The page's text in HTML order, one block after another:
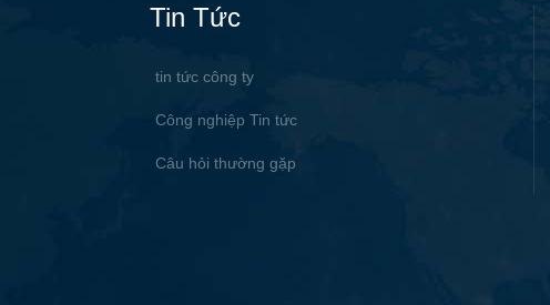
Tin Tức
tin tức công ty
Công nghiệp Tin tức
Câu hỏi thường gặp